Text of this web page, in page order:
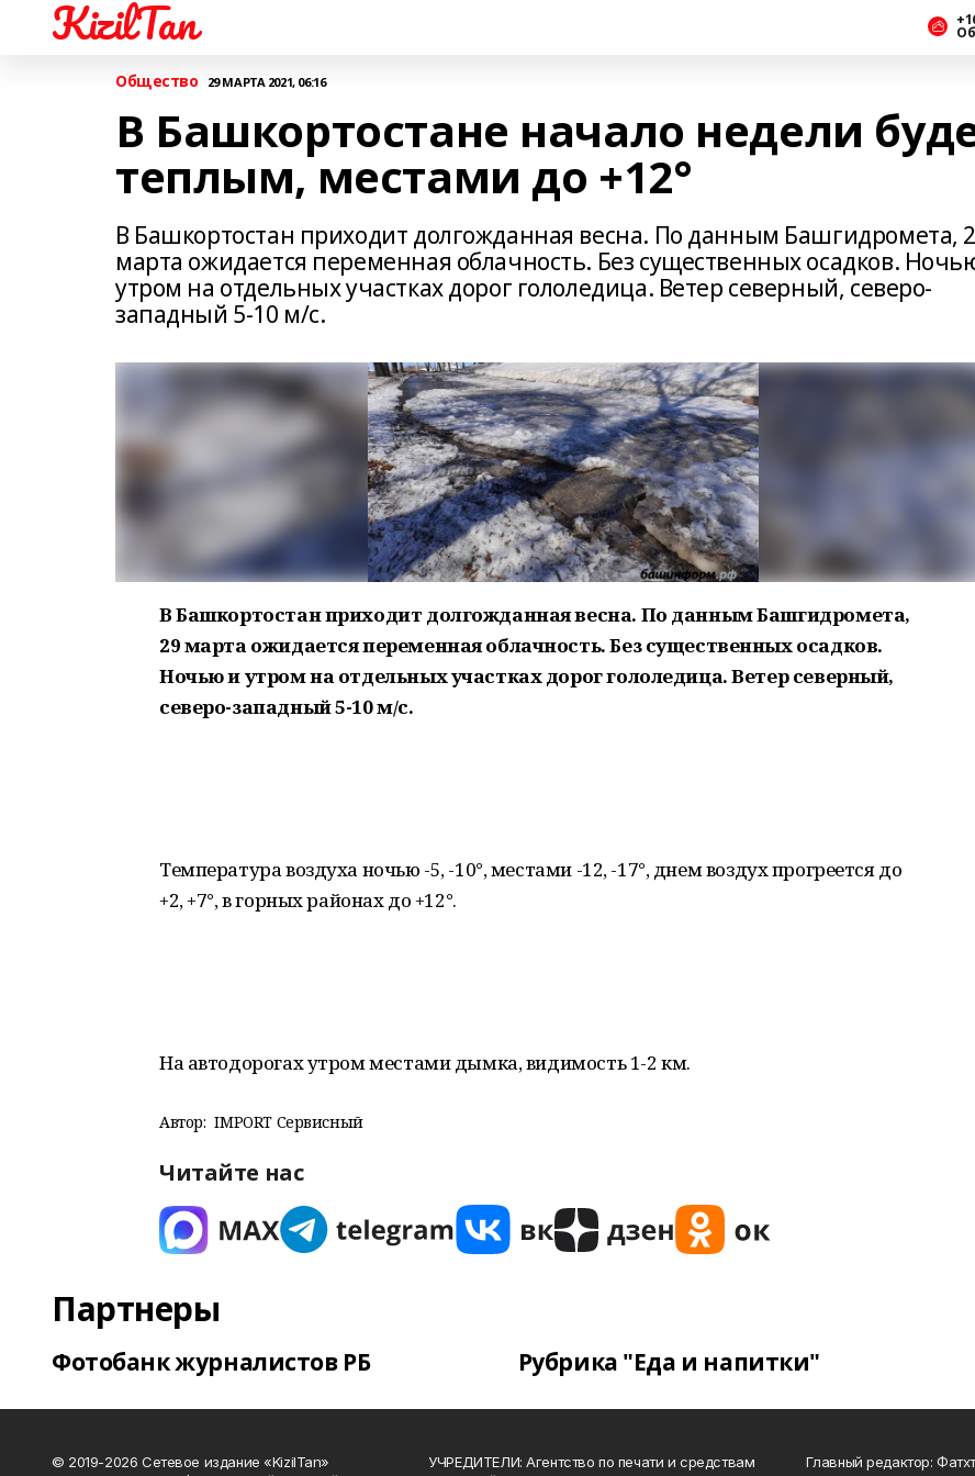
KizilTan
Общество 29 МАРТА 2021, 06:16
В Башкортостане начало недели
теплым, местами до +12°
В Башкортостан приходит долгожданная весна. По данным Башгидромета,
марта ожидается переменная облачность. Без существенных осадков.
утром на отдельных участках дорог гололедица. Ветер северный, северо-
западный 5-10 м/с.
В Башкортостан приходит долгожданная весна. По данным Башгидромета,
29 марта ожидается переменная облачность. Без существенных осадков.
Ночью и утром на отдельных участках дорог гололедица. Ветер северный,
северо-западный 5-10 м/с.
Температура воздуха ночью -5, -10°, местами -12, -17°, днем воздух прогреется до
+2, +7°, в горных районах до +12°.
На автодорогах утром местами дымка, видимость 1-2 км.
Автор: IMPORT Сервисный
Читайте нас
Партнеры
Фотобанк журналистов РБ Рубрика "Еда и напитки"
© 2019-2026 Сетевое издание «KizilTan»
УЧРЕДИТЕЛИ: Агентство по печати и средствам
Главный редактор: